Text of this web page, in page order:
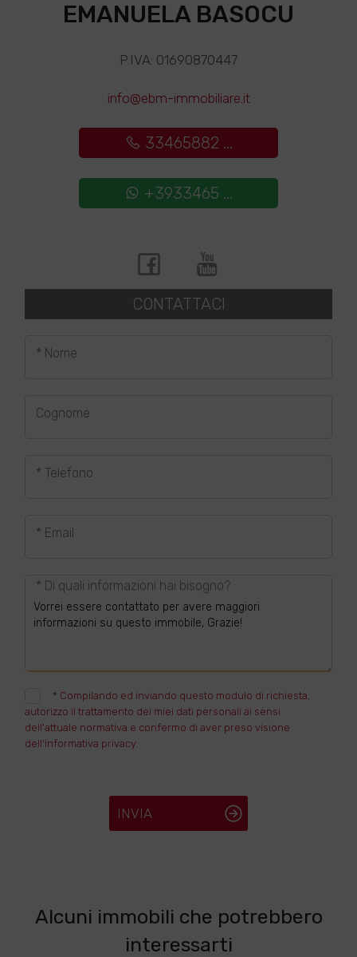
EMANUELA BASOCU
P.IVA: 01690870447
info@ebm-immobiliare.it
33465882 ...
+3933465 ...
CONTATTACI
* Nome
Cognome
* Telefono
* Email
* Di quali informazioni hai bisogno?
* Compilando ed inviando questo modulo di richiesta,
autorizzo il trattamento dei miei dati personali ai sensi
dell'attuale normativa e confermo di aver preso visione
dell'informativa privacy.
INVIA
Alcuni immobili che potrebbero
interessarti